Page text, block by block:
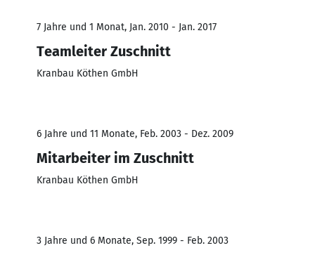
7 Jahre und 1 Monat, Jan. 2010 - Jan. 2017
Teamleiter Zuschnitt
Kranbau Köthen GmbH
6 Jahre und 11 Monate, Feb. 2003 - Dez. 2009
Mitarbeiter im Zuschnitt
Kranbau Köthen GmbH
3 Jahre und 6 Monate, Sep. 1999 - Feb. 2003